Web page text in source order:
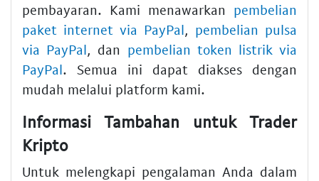
pembayaran. Kami menawarkan pembelian
paket internet via PayPal, pembelian pulsa
via PayPal, dan pembelian token listrik via
PayPal. Semua ini dapat diakses dengan
mudah melalui platform kami.
Informasi Tambahan untuk Trader
Kripto
Untuk melengkapi pengalaman Anda dalam